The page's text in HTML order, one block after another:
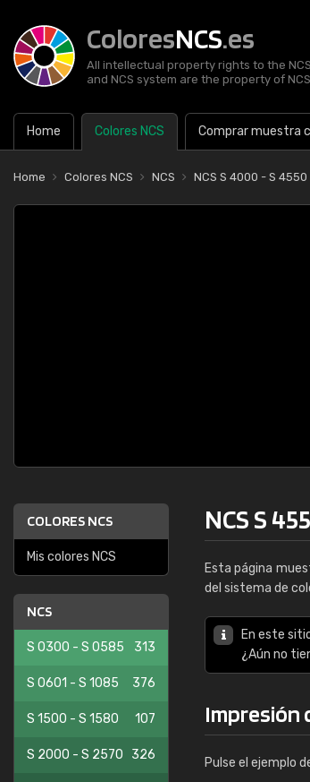
ColoresNCS.es
All intellectual property rights to the
and NCS system are the property of
Home Colores NCS Comprar muestra
Home Colores NCS NCS NCS S 4000 - S 4550
COLORES NCS
Mis colores NCS
NCS
S 0300 - S 0585 313
S 0601 - S 1085 376
S 1500 - S 1580 107
S 2000 - S 2570 326
NCS S
Esta página
del sistema de
En este
¿Aún no
Impresión
Pulse el ejemplo